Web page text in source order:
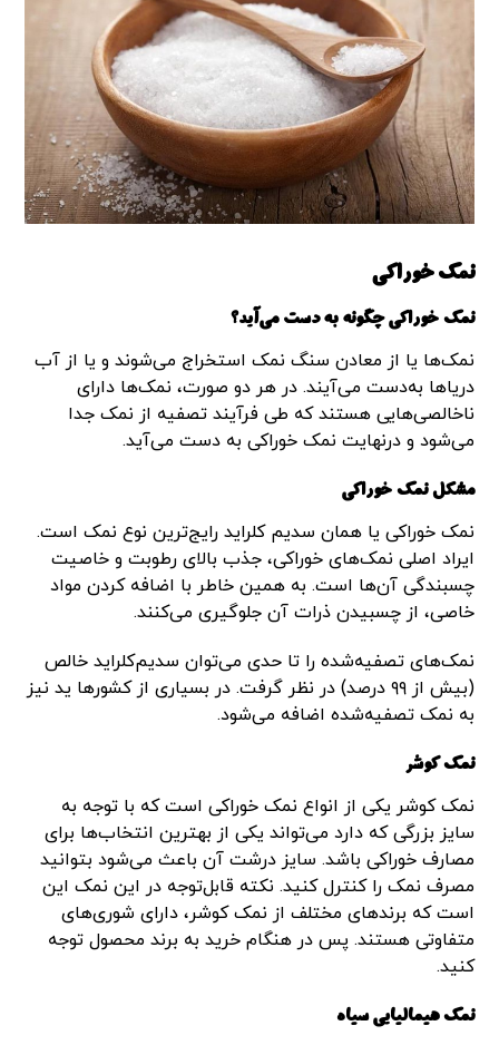
نمک خوراکی
نمک‌ خوراکی چگونه به دست می‌آید؟
نمک‌‌ها یا از معادن سنگ نمک استخراج می‌شوند و یا از آب
دریاها به‌دست می‌آیند. در هر دو صورت، نمک‌ها دارای
ناخالصی‌هایی هستند که طی فرآیند تصفیه از نمک جدا
می‌شود و درنهایت نمک خوراکی به دست می‌آید.
مشکل نمک‌ خوراکی
نمک خوراکی یا همان سدیم کلراید رایج‌ترین نوع نمک است.
ایراد اصلی نمک‌های خوراکی، جذب بالای رطوبت و خاصیت
چسبندگی آن‌ها است. به همین خاطر با اضافه کردن مواد
خاصی، از چسبیدن ذرات آن جلوگیری می‌کنند.
نمک‌های تصفیه‌شده را تا حدی می‌توان سدیم‌کلراید خالص
(بیش از ۹۹ درصد) در نظر گرفت. در بسیاری از کشورها ید نیز
به نمک تصفیه‌شده اضافه می‌شود.
نمک کوشر
نمک کوشر یکی از انواع نمک خوراکی است که با توجه به
سایز بزرگی که دارد می‌تواند یکی از بهترین انتخاب‌ها برای
مصارف خوراکی باشد. سایز درشت آن باعث می‌شود بتوانید
مصرف نمک را کنترل کنید. نکته قابل‌توجه در این نمک این
است که برندهای مختلف از نمک کوشر، دارای شوری‌های
متفاوتی هستند. پس در هنگام خرید به برند محصول توجه
کنید.
نمک هیمالیایی سیاه